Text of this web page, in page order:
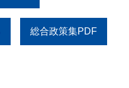
総合政策集PDF